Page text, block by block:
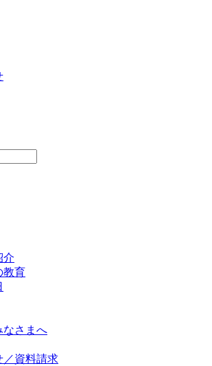
介
教育
なさまへ
／資料請求